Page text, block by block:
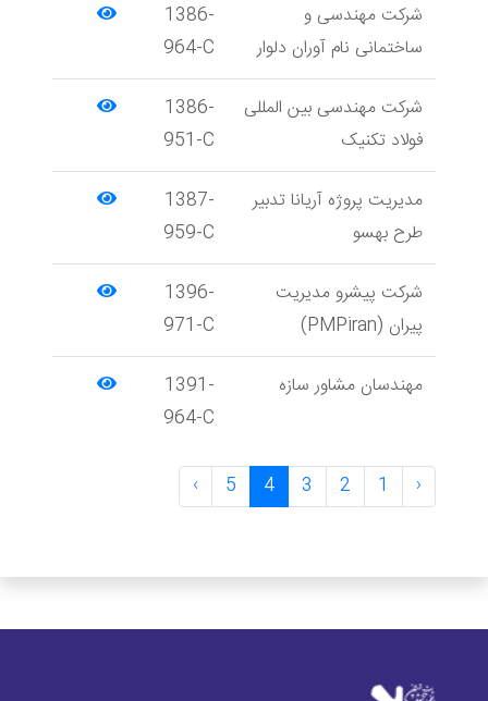
شرکت مهندسی و
ساختمانی نام آوران دلوار
1386-
964-C
شرکت مهندسی بین المللی
فولاد تکنیک
1386-
951-C
مدیریت پروژه آریانا تدبیر
طرح بهسو
1387-
959-C
شرکت پیشرو مدیریت
پیران (PMPiran)
1396-
971-C
مهندسان مشاور سازه
1391-
964-C